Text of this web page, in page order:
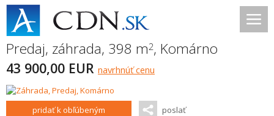
Predaj, záhrada, 398 m2, Komárno
43 900,00 EUR navrhnúť cenu
pridať k obľúbeným poslať